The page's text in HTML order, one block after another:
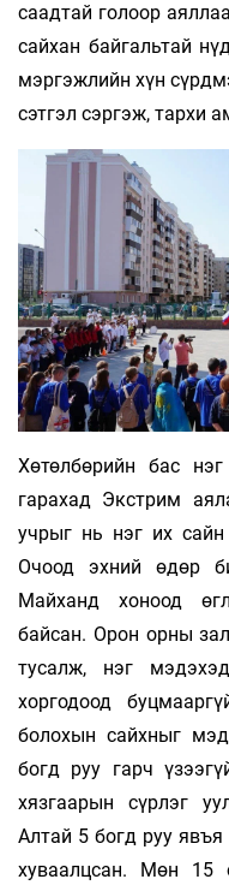
саадтай голоор
сайхан байгальтай
мэргэжлийн хүн
сэтгэл сэргэж, тархи
Хөтөлбөрийн бас
гарахад Экстрим
учрыг нь нэг их
Очоод эхний өдөр
Майханд хоноод
байсан. Орон орны
тусалж, нэг
хоргодоод
болохын сайхныг
богд руу гарч
хязгаарын сүрлэг
Алтай 5 богд руу явъя
хуваалцсан. Мөн 15